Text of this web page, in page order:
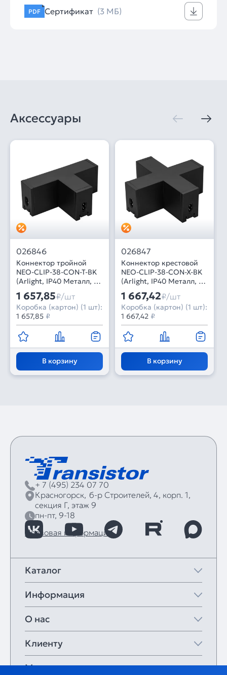
PDF Сертификат (3 МБ)
Аксессуары
026846
Коннектор тройной
NEO-CLIP-38-CON-T-BK
(Arlight, IP40 Металл, 3
года)
1 657,85₽/шт
Коробка (картон) (1 шт):
1 657,85 ₽
В корзину
026847
Коннектор крестовой
NEO-CLIP-38-CON-X-BK
(Arlight, IP40 Металл, 3
года)
1 667,42₽/шт
Коробка (картон) (1 шт):
1 667,42 ₽
В корзину
+ 7 (495) 234 07 70
Красногорск, б‑р Строителей, 4, корп. 1,
секция Г, этаж 9
пн-пт, 9-18
Правовая информация
Каталог
Информация
О нас
Клиенту
Мои закладки